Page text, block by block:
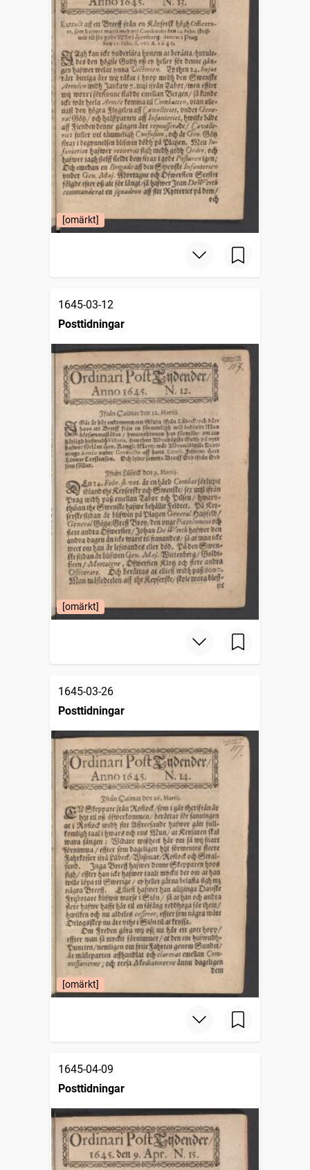
[omärkt]
1645-03-12
Posttidningar
[omärkt]
1645-03-26
Posttidningar
[omärkt]
1645-04-09
Posttidningar